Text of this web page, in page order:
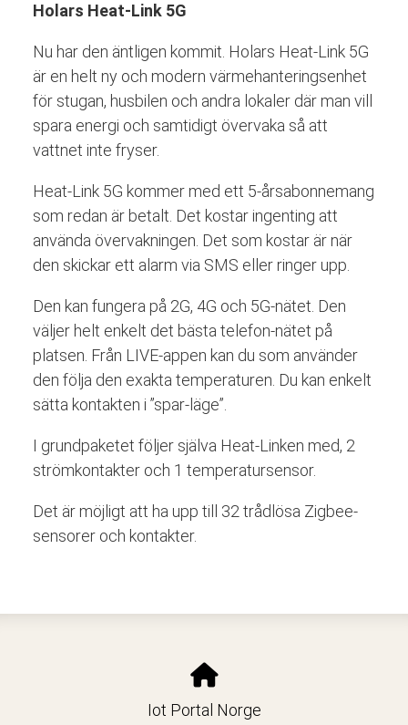
Holars Heat-Link 5G
Nu har den äntligen kommit. Holars Heat-Link 5G
är en helt ny och modern värmehanteringsenhet
för stugan, husbilen och andra lokaler där man vill
spara energi och samtidigt övervaka så att
vattnet inte fryser.
Heat-Link 5G kommer med ett 5-årsabonnemang
som redan är betalt. Det kostar ingenting att
använda övervakningen. Det som kostar är när
den skickar ett alarm via SMS eller ringer upp.
Den kan fungera på 2G, 4G och 5G-nätet. Den
väljer helt enkelt det bästa telefon-nätet på
platsen. Från LIVE-appen kan du som använder
den följa den exakta temperaturen. Du kan enkelt
sätta kontakten i ”spar-läge”.
I grundpaketet följer själva Heat-Linken med, 2
strömkontakter och 1 temperatursensor.
Det är möjligt att ha upp till 32 trådlösa Zigbee-
sensorer och kontakter.
Iot Portal Norge